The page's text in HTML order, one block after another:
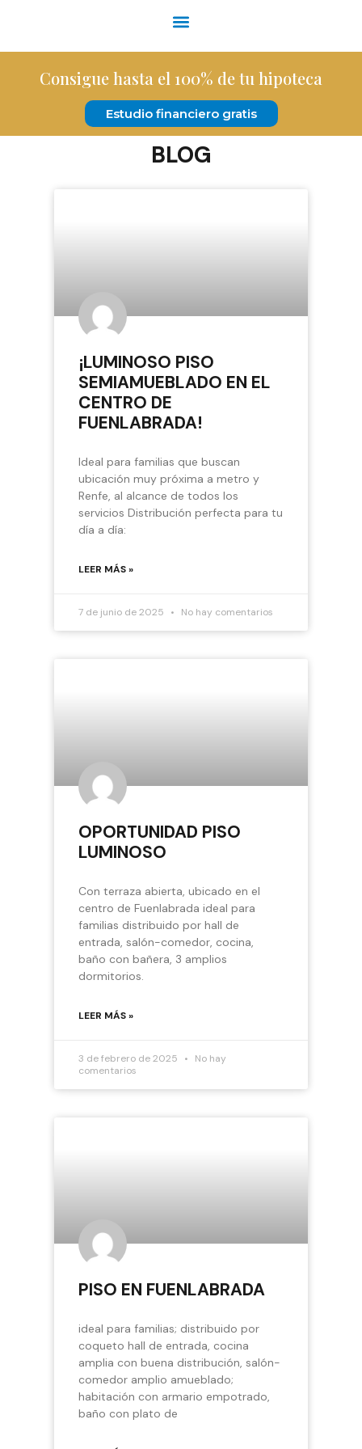
Consigue hasta el 100% de tu hipoteca
Estudio financiero gratis
BLOG
¡LUMINOSO PISO
SEMIAMUEBLADO EN EL
CENTRO DE
FUENLABRADA!
Ideal para familias que buscan
ubicación muy próxima a metro y
Renfe, al alcance de todos los
servicios Distribución perfecta para tu
día a día:
LEER MÁS »
7 de junio de 2025 No hay comentarios
OPORTUNIDAD PISO
LUMINOSO
Con terraza abierta, ubicado en el
centro de Fuenlabrada ideal para
familias distribuido por hall de
entrada, salón-comedor, cocina,
baño con bañera, 3 amplios
dormitorios.
LEER MÁS »
3 de febrero de 2025
No hay
comentarios
PISO EN FUENLABRADA
ideal para familias; distribuido por
coqueto hall de entrada, cocina
amplia con buena distribución, salón-
comedor amplio amueblado;
habitación con armario empotrado,
baño con plato de